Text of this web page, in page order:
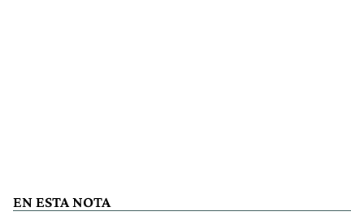
EN ESTA NOTA